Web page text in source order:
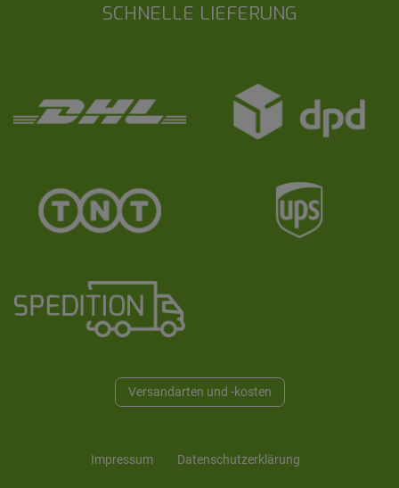
SCHNELLE LIEFERUNG
Versandarten und -kosten
Impressum Daten­schutz­erklärung